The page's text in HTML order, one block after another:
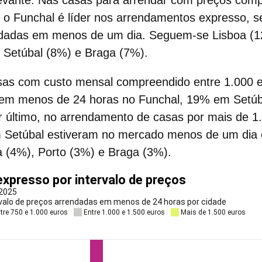
Funchal é líder nos arrendamentos expresso,
em menos de um dia. Seguem-se Lisboa
(8%) e Braga (7%).
com custo mensal compreendido entre 1.000
menos de 24 horas no Funchal, 19% em
último, no arrendamento de casas por mais de
estiveram no mercado menos de um dia
(4%), Porto (3%) e Braga (3%).